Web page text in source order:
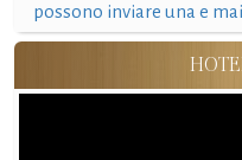
possono inviare una e